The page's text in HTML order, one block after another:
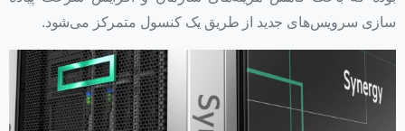
سازی سرویس‌های جدید از طریق یک کنسول متمرکز می‌شود.